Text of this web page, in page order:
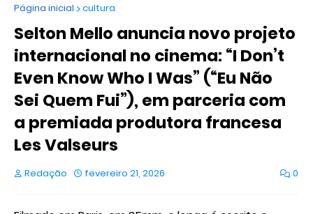
Página inicial cultura
Selton Mello anuncia novo projeto
internacional no cinema: “I Don’t
Even Know Who I Was” (“Eu Não
Sei Quem Fui”), em parceria com
a premiada produtora francesa
Les Valseurs
Redação fevereiro 21, 2026 0